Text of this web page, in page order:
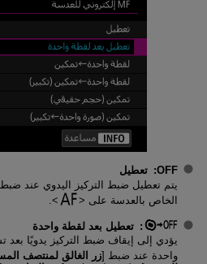
OFF
: تعطيل
يتم تعطيل ضبط التركيز اليدوي عند ضبط
الخاص بالعدسة على
.
: تعطيل بعد لقطة واحدة
يؤدي إلى إيقاف ضبط التركيز يدويًا بعد
واحدة عند ضبط [زر الغالق لمنتصف